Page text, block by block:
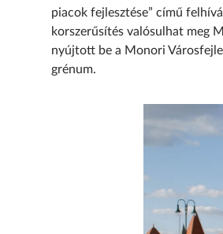
piacok fejlesztése” című
korszerűsítés valósulhat meg
nyújtott be a Monori
grénum.